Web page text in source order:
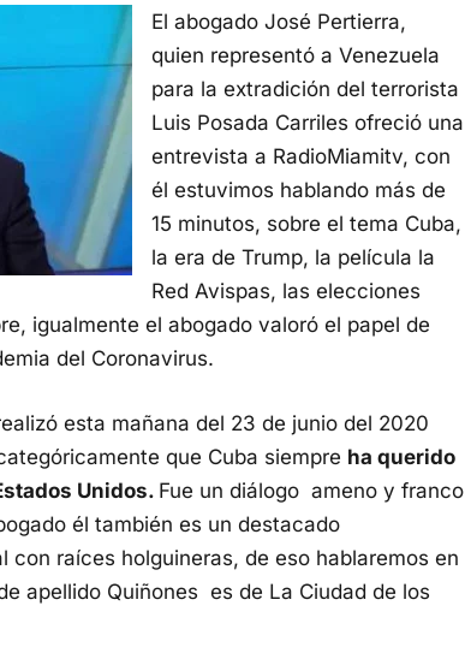
El abogado José Pertierra,
quien representó a Venezuela
para la extradición del terrorista
Luis Posada Carriles ofreció una
entrevista a RadioMiamitv, con
él estuvimos hablando más de
15 minutos, sobre el tema Cuba,
la era de Trump, la película la
Red Avispas, las elecciones
igualmente el abogado valoró el papel de
del Coronavirus.
esta mañana del 23 de junio del 2020
que Cuba siempre ha querido
Unidos. Fue un diálogo ameno y franco
él también es un destacado
raíces holguineras, de eso hablaremos en
apellido Quiñones es de La Ciudad de los